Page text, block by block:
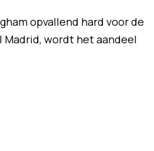
opvallend hard voor de
Madrid, wordt het aandeel